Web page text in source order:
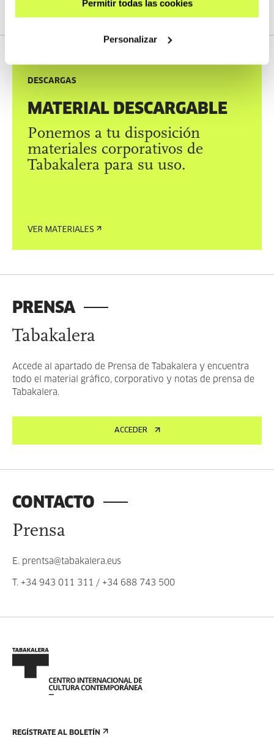
Permitir todas las cookies
Personalizar
DESCARGAS
MATERIAL DESCARGABLE
Ponemos a tu disposición
materiales corporativos de
Tabakalera para su uso.
VER MATERIALES
PRENSA
Tabakalera
Accede al apartado de Prensa de Tabakalera y encuentra
todo el material gráfico, corporativo y notas de prensa de
Tabakalera.
ACCEDER
CONTACTO
Prensa
E. prentsa@tabakalera.eus
T. +34 943 011 311 / +34 688 743 500
REGÍSTRATE AL BOLETÍN